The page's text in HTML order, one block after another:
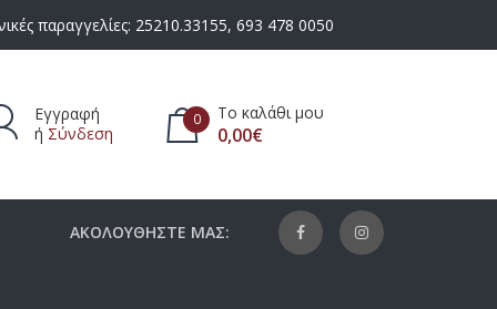
παραγγελίες: 25210.33155, 693 478 0050
Εγγραφή
ή Σύνδεση
0 Το καλάθι μου
0,00€
ΑΚΟΛΟΥΘΗΣΤΕ ΜΑΣ: